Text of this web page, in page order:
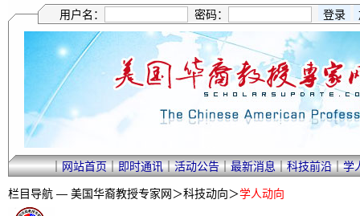
用户名： 密码：
｜网站首页｜即时通讯｜活动公告｜最新消息｜科技前沿｜学
栏目导航 — 美国华裔教授专家网＞科技动向＞学人动向